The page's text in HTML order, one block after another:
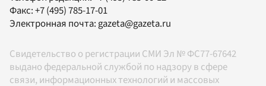
Факс:+7 (495) 785-17-01
Электронная почта:gazeta@gazeta.ru
Свидетельство о регистрации СМИ Эл № ФС77-67642
выдано федеральной службой по надзору в сфере
связи, информационных технологий и массовых